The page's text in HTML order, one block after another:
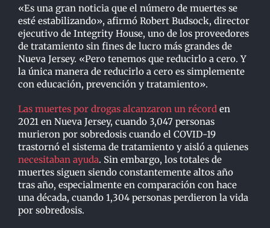
«Es una gran noticia que el número de muertes se
esté estabilizando», afirmó Robert Budsock, director
ejecutivo de Integrity House, uno de los proveedores
de tratamiento sin fines de lucro más grandes de
Nueva Jersey. «Pero tenemos que reducirlo a cero. Y
la única manera de reducirlo a cero es simplemente
con educación, prevención y tratamiento».
Las muertes por drogas alcanzaron un récord en
2021 en Nueva Jersey, cuando 3,047 personas
murieron por sobredosis cuando el COVID-19
trastornó el sistema de tratamiento y aisló a quienes
necesitaban ayuda. Sin embargo, los totales de
muertes siguen siendo constantemente altos año
tras año, especialmente en comparación con hace
una década, cuando 1,304 personas perdieron la vida
por sobredosis.